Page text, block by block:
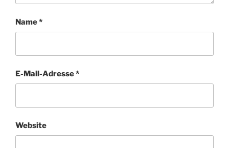
Name*
E-Mail-Adresse*
Website